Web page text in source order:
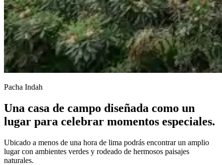
Pacha Indah
Una casa de campo diseñada como un
lugar para celebrar momentos especiales.
Ubicado a menos de una hora de lima podrás encontrar un amplio
lugar con ambientes verdes y rodeado de hermosos paisajes
naturales.